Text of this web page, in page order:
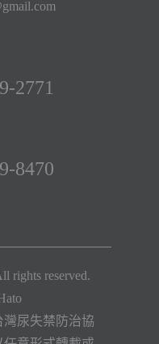
2771
8470
rights reserved.
尿失禁防治協